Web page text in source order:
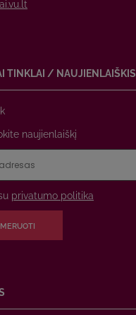
TINKLAI / NAUJIENLAIŠKIS
naujienlaiškį
privatumo politika